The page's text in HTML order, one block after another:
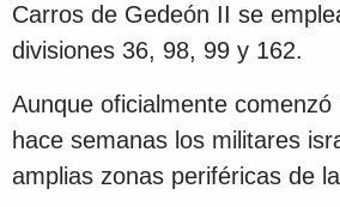
Carros de Gedeón II se
divisiones 36, 98, 99 y 162.
Aunque oficialmente
hace semanas los militares
amplias zonas periféricas de